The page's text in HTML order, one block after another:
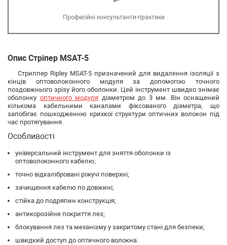
Професійні консультанти-практики
Опис Стріпер MSAT-5
Стриппер Ripley MSAT-5 призначений для видалення ізоляції з
кінців оптоволоконного модуля за допомогою точного
поздовжнього зрізу його оболонки. Цей інструмент швидко знімає
оболонку оптичного модуля діаметром до 3 мм. Він оснащений
кількома кабельними каналами фіксованого діаметра, що
запобігає пошкодженню крихкої структури оптичних волокон під
час протягування.
Особливості
універсальний інструмент для зняття оболонки із
оптоволоконного кабелю;
точно відкалібровані ріжучі поверхні;
зачищення кабелю по довжині;
стійка до подряпин конструкція;
антикорозійне покриття лез;
блокування лез та механізму у закритому стані для безпеки;
швидкий доступ до оптичного волокна.